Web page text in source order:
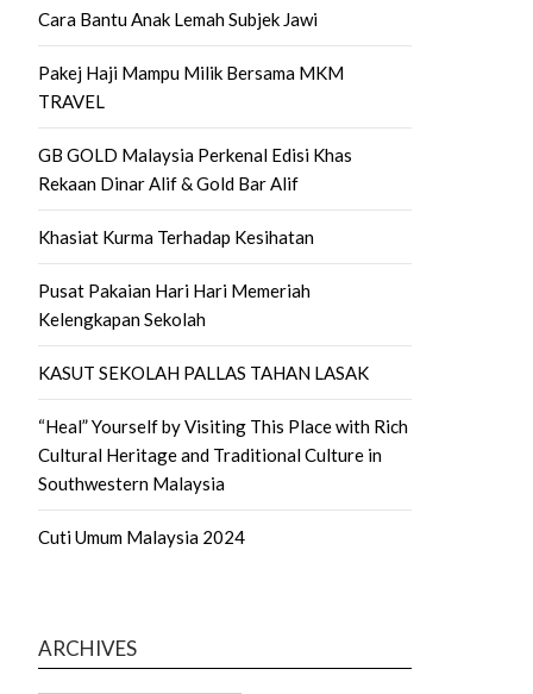
Cara Bantu Anak Lemah Subjek Jawi
Pakej Haji Mampu Milik Bersama MKM
TRAVEL
GB GOLD Malaysia Perkenal Edisi Khas
Rekaan Dinar Alif & Gold Bar Alif
Khasiat Kurma Terhadap Kesihatan
Pusat Pakaian Hari Hari Memeriah
Kelengkapan Sekolah
KASUT SEKOLAH PALLAS TAHAN LASAK
“Heal” Yourself by Visiting This Place with Rich
Cultural Heritage and Traditional Culture in
Southwestern Malaysia
Cuti Umum Malaysia 2024
ARCHIVES